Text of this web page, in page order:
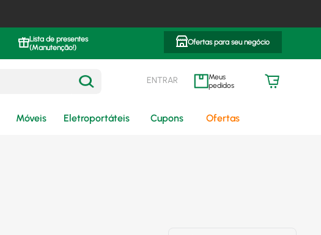
Lista de presentes
(Manutenção!)
Ofertas para seu negócio
ENTRAR meus pedidos
Móveis Eletroportáteis Cupons Ofertas